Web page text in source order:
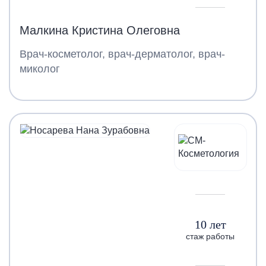
Малкина Кристина Олеговна
Врач-косметолог, врач-дерматолог, врач-
миколог
10 лет
стаж работы